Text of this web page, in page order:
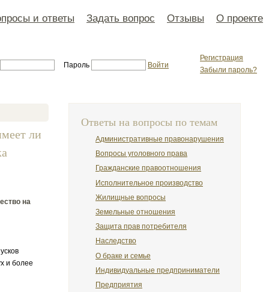
и ответы Задать вопрос Отзывы О проекте
Регистрация
Забыли пароль?
Пароль Войти
ли
на
и более
Ответы на вопросы по темам
Административные правонарушения
Вопросы уголовного права
Гражданские правоотношения
Исполнительное производство
Жилищные вопросы
Земельные отношения
Защита прав потребителя
Наследство
О браке и семье
Индивидуальные предприниматели
Предприятия